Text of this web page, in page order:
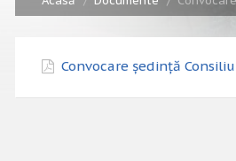
Convocare ședință